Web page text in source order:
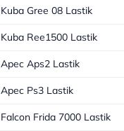
Kuba Gree 08 Lastik
Kuba Ree1500 Lastik
Apec Aps2 Lastik
Apec Ps3 Lastik
Falcon Frida 7000 Lastik